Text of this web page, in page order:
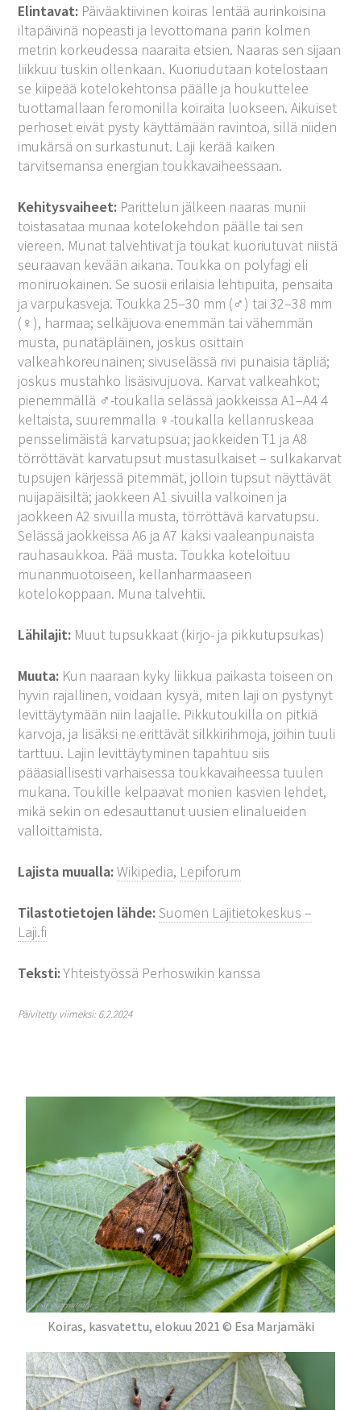
Elintavat: Päiväaktiivinen koiras lentää aurinkoisina
iltapäivinä nopeasti ja levottomana parin kolmen
metrin korkeudessa naaraita etsien. Naaras sen sijaan
liikkuu tuskin ollenkaan. Kuoriudutaan kotelostaan
se kiipeää kotelokehtonsa päälle ja houkuttelee
tuottamallaan feromonilla koiraita luokseen. Aikuiset
perhoset eivät pysty käyttämään ravintoa, sillä niiden
imukärsä on surkastunut. Laji kerää kaiken
tarvitsemansa energian toukkavaiheessaan.
Kehitysvaiheet: Parittelun jälkeen naaras munii
toistasataa munaa kotelokehdon päälle tai sen
viereen. Munat talvehtivat ja toukat kuoriutuvat niistä
seuraavan kevään aikana. Toukka on polyfagi eli
moniruokainen. Se suosii erilaisia lehtipuita, pensaita
ja varpukasveja. Toukka 25–30 mm (♂) tai 32–38 mm
(♀), harmaa; selkäjuova enemmän tai vähemmän
musta, punatäpläinen, joskus osittain
valkeahkoreunainen; sivuselässä rivi punaisia täpliä;
joskus mustahko lisäsivujuova. Karvat valkeahkot;
pienemmällä ♂-toukalla selässä jaokkeissa A1–A4 4
keltaista, suuremmalla ♀-toukalla kellanruskeaa
pensselimäistä karvatupsua; jaokkeiden T1 ja A8
törröttävät karvatupsut mustasulkaiset – sulkakarvat
tupsujen kärjessä pitemmät, jolloin tupsut näyttävät
nuijapäisiltä; jaokkeen A1 sivuilla valkoinen ja
jaokkeen A2 sivuilla musta, törröttävä karvatupsu.
Selässä jaokkeissa A6 ja A7 kaksi vaaleanpunaista
rauhasaukkoa. Pää musta. Toukka koteloituu
munanmuotoiseen, kellanharmaaseen
kotelokoppaan. Muna talvehtii.
Lähilajit: Muut tupsukkaat (kirjo- ja pikkutupsukas)
Muuta: Kun naaraan kyky liikkua paikasta toiseen on
hyvin rajallinen, voidaan kysyä, miten laji on pystynyt
levittäytymään niin laajalle. Pikkutoukilla on pitkiä
karvoja, ja lisäksi ne erittävät silkkirihmoja, joihin tuuli
tarttuu. Lajin levittäytyminen tapahtuu siis
pääasiallisesti varhaisessa toukkavaiheessa tuulen
mukana. Toukille kelpaavat monien kasvien lehdet,
mikä sekin on edesauttanut uusien elinalueiden
valloittamista.
Lajista muualla:Wikipedia, Lepiforum
Tilastotietojen lähde:Suomen Lajitietokeskus –
Laji.fi
Teksti:Yhteistyössä Perhoswikin kanssa
Päivitetty viimeksi: 6.2.2024
Koiras, kasvatettu, elokuu 2021 © Esa Marjamäki